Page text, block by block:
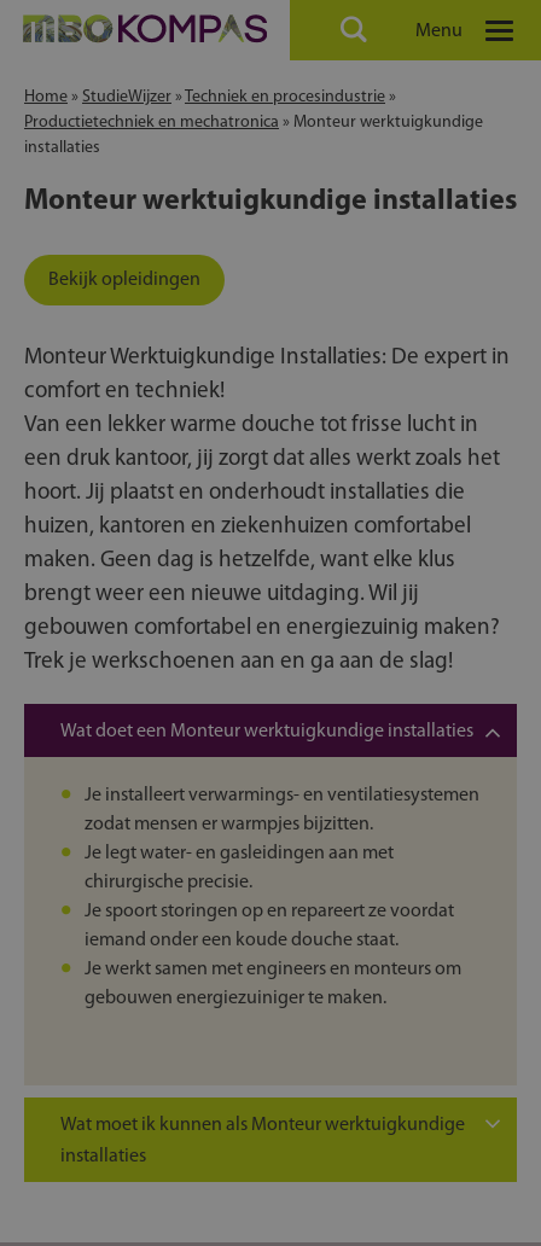
Menu
Home » StudieWijzer » Techniek en procesindustrie »
Productietechniek en mechatronica » Monteur werktuigkundige
installaties
Monteur werktuigkundige installaties
Bekijk opleidingen
Monteur Werktuigkundige Installaties: De expert in
comfort en techniek!
Van een lekker warme douche tot frisse lucht in
een druk kantoor, jij zorgt dat alles werkt zoals het
hoort. Jij plaatst en onderhoudt installaties die
huizen, kantoren en ziekenhuizen comfortabel
maken. Geen dag is hetzelfde, want elke klus
brengt weer een nieuwe uitdaging. Wil jij
gebouwen comfortabel en energiezuinig maken?
Trek je werkschoenen aan en ga aan de slag!
Wat doet een Monteur werktuigkundige installaties
Je installeert verwarmings- en ventilatiesystemen
zodat mensen er warmpjes bijzitten.
Je legt water- en gasleidingen aan met
chirurgische precisie.
Je spoort storingen op en repareert ze voordat
iemand onder een koude douche staat.
Je werkt samen met engineers en monteurs om
gebouwen energiezuiniger te maken.
Wat moet ik kunnen als Monteur werktuigkundige
installaties